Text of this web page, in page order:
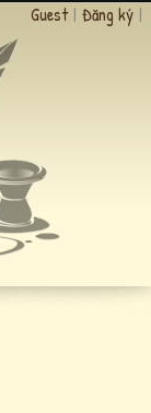
Guest | Đăng ký |